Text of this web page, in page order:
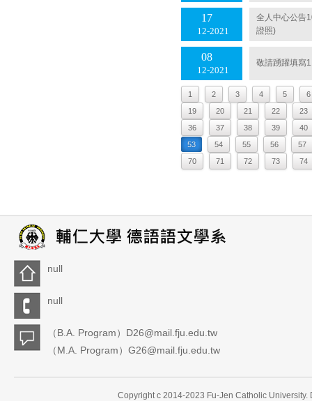
12 2021
17
全人中心公告
證照)
12 2021
08 敬請踴躍填寫
1 2 3 4 5
6
19
20 21 22
23
36
37 38 39
40
53
54 55 56
57
70
71 72 73 74
null
null
（B.A. Program）D26@mail.fju.edu.tw
（M.A. Program）G26@mail.fju.edu.tw
Copyright c 2014-2023 Fu-Jen Catholic